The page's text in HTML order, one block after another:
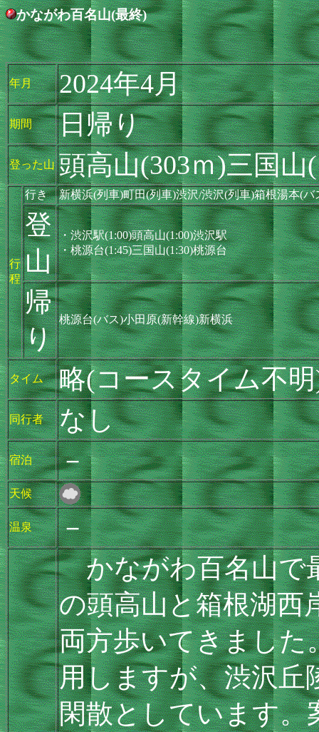
かながわ百名山(最終)
年月 2024年4月
期間 日帰り
登った山 頭高山(303ｍ)三国山
行
程
行き 新横浜(列車)町田(列車)渋沢/渋沢(列車)箱根湯本(バ
登
山
・渋沢駅(1:00)頭高山(1:00)渋沢駅
・桃源台(1:45)三国山(1:30)桃源台
帰
り
桃源台(バス)小田原(新幹線)新横浜
タイム 略(コースタイム不
同行者 なし
宿泊 －
天候
温泉 －
かながわ百名山で
の頭高山と箱根湖西
両方歩いてきました
用しますが、渋沢丘
閑散としています。